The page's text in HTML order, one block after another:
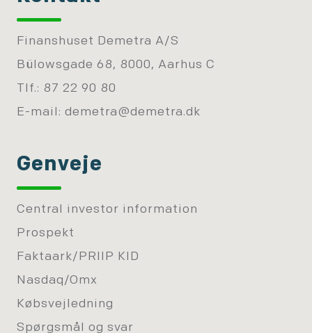
Finanshuset Demetra A/S
Bülowsgade 68, 8000, Aarhus C
Tlf.: 87 22 90 80
E-mail: demetra@demetra.dk
Genveje
Central investor information
Prospekt
Faktaark/PRIIP KID
Nasdaq/Omx
Købsvejledning
Spørgsmål og svar